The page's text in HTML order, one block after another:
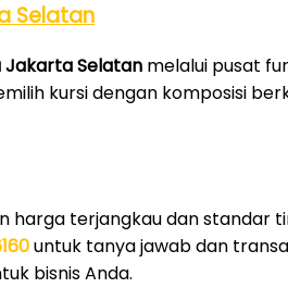
Selatan
Jakarta Selatan melalui pusat
kursi dengan komposisi
harga terjangkau dan standar
untuk tanya jawab dan
bisnis Anda.